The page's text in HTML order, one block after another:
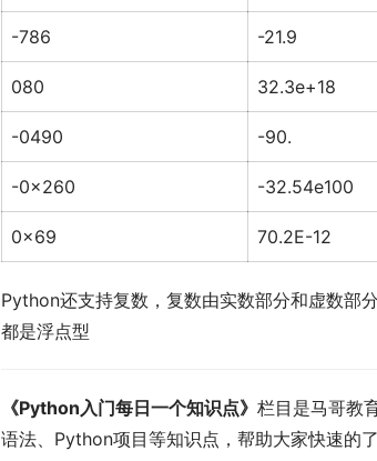
-786 -21.9
080 32.3e+18
-0490 -90.
-0x260 -32.54e100
0x69 70.2E-12
Python还支持复数，复数由实数部分和虚数
都是浮点型
《Python入门每日一个知识点》 栏目是马哥教
语法、Python项目等知识点，帮助大家快速的